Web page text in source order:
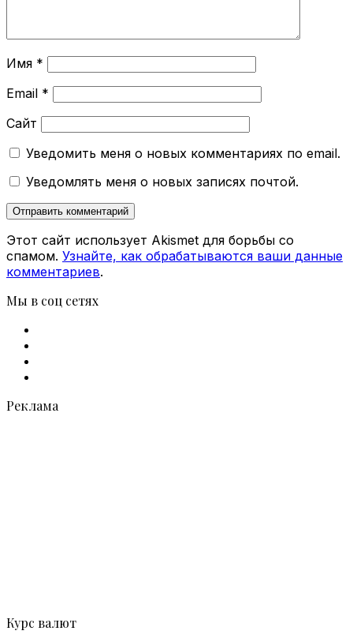
Имя *
Email *
Сайт
Уведомить меня о новых комментариях по email.
Уведомлять меня о новых записях почтой.
Этот сайт использует Akismet для борьбы со
спамом. Узнайте, как обрабатываются ваши данные
комментариев.
Мы в соц сетях
Реклама
Курс валют